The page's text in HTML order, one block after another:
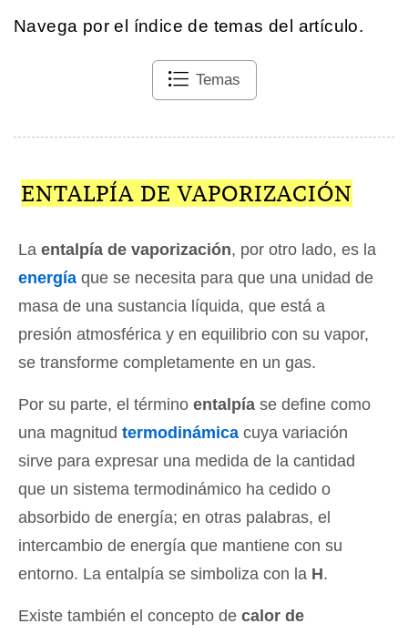
Navega por el índice de temas del artículo.
Temas
ENTALPÍA DE VAPORIZACIÓN
La entalpía de vaporización, por otro lado, es la
energía que se necesita para que una unidad de
masa de una sustancia líquida, que está a
presión atmosférica y en equilibrio con su vapor,
se transforme completamente en un gas.
Por su parte, el término entalpía se define como
una magnitud termodinámica cuya variación
sirve para expresar una medida de la cantidad
que un sistema termodinámico ha cedido o
absorbido de energía; en otras palabras, el
intercambio de energía que mantiene con su
entorno. La entalpía se simboliza con la H.
Existe también el concepto de calor de